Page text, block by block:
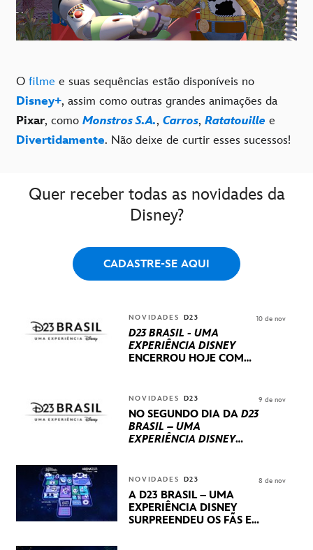
O filme e suas sequências estão disponíveis no
Disney+, assim como outras grandes animações da
Pixar, como Monstros S.A., Carros, Ratatouille e
Divertidamente. Não deixe de curtir esses sucessos!
Quer receber todas as novidades da
Disney?
CADASTRE-SE AQUI
NOVIDADES D23
D23 BRASIL - UMA
EXPERIÊNCIA DISNEY
ENCERROU HOJE COM
INTERNACIONAIS E
PRODUÇÕES BRASILEIRAS
10 de nov
NOVIDADES D23
NO SEGUNDO DIA DA D23
BRASIL – UMA
EXPERIÊNCIA DISNEY
STUDIOS REVELARAM
PRÉVIAS E NOVIDADES
DOS SEUS PRÓXIMOS
LANÇAMENTOS
9 de nov
NOVIDADES D23
A D23 BRASIL – UMA
EXPERIÊNCIA DISNEY
SURPREENDEU OS FÃS EM
8 de nov